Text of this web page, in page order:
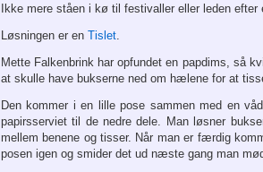
Ikke mere ståen i kø til festivaller eller leden
Løsningen er en Tislet.
Mette Falkenbrink har opfundet en papdims, så
at skulle have bukserne ned om hælene for at
Den kommer i en lille pose sammen med en
papirsserviet til de nedre dele. Man løsner
mellem benene og tisser. Når man er færdig
posen igen og smider det ud næste gang man